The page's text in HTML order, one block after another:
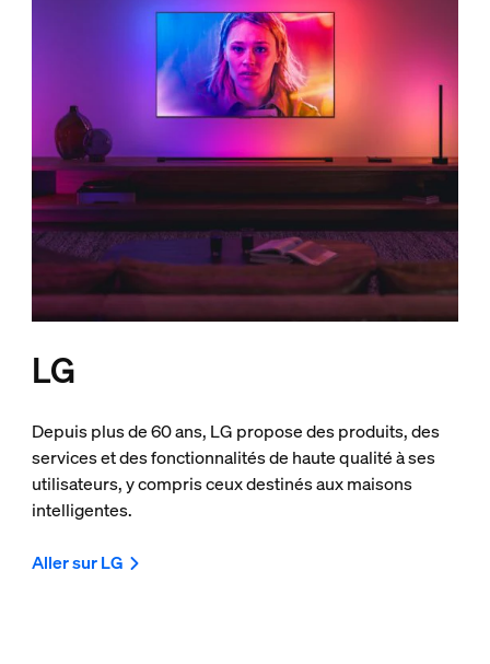
LG
Depuis plus de 60 ans, LG propose des produits, des
services et des fonctionnalités de haute qualité à ses
utilisateurs, y compris ceux destinés aux maisons
intelligentes.
Aller sur LG